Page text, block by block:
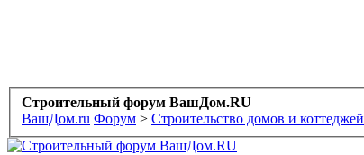
Строительный форум ВашДом.RU
ВашДом.ru Форум > Строительство домов и коттеджей